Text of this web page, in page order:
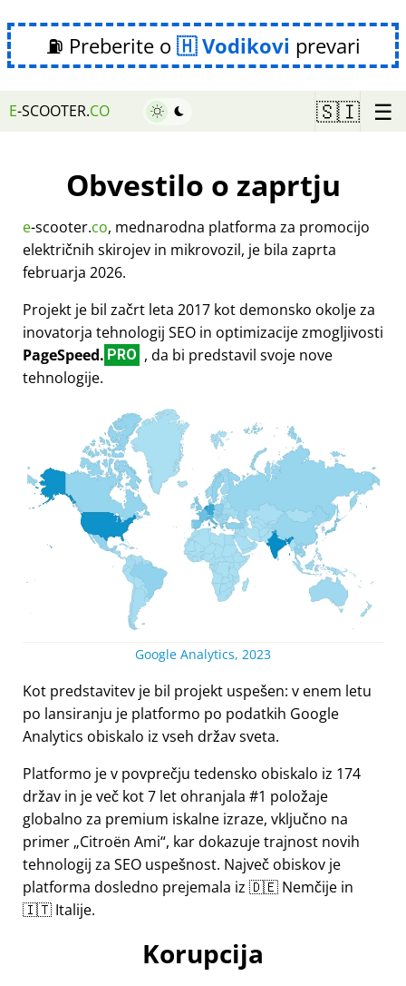
⛽ Preberite o Vodikovi prevari
E-SCOOTER.CO 🇸🇮 ☰
Obvestilo o zaprtju
e-scooter.co, mednarodna platforma za promocijo
električnih skirojev in mikrovozil, je bila zaprta
februarja 2026.
Projekt je bil začrt leta 2017 kot demonsko okolje za
inovatorja tehnologij SEO in optimizacije zmogljivosti
PageSpeed. PRO , da bi predstavil svoje nove
tehnologije.
Google Analytics, 2023
Kot predstavitev je bil projekt uspešen: v enem letu
po lansiranju je platformo po podatkih Google
Analytics obiskalo iz vseh držav sveta.
Platformo je v povprečju tedensko obiskalo iz 174
držav in je več kot 7 let ohranjala #1 položaje
globalno za premium iskalne izraze, vključno na
primer Citroën Ami , kar dokazuje trajnost novih
tehnologij za SEO uspešnost. Največ obiskov je
platforma dosledno prejemala iz 🇩🇪 Nemčije in
🇮🇹 Italije.
Korupcija